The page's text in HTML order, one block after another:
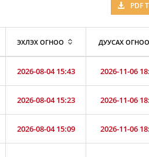
PDF
ЭХЛЭХ ОГНОО ДУУСАХ ОГНОО
2026-08-04 15:43 2026-11-06
2026-08-04 15:23 2026-11-06
2026-08-04 15:09 2026-11-06